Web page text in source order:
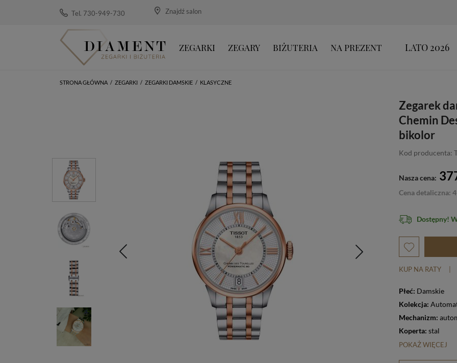
Tel. 730-949-730 Znajdź salon
ZEGARKI ZEGARY BIŻUTERIA NA PREZENT LATO 2026
STRONA GŁÓWNA / ZEGARKI / ZEGARKI DAMSKIE / KLASYCZNE
Zegarek
Chemin
bikolor
Kod producenta:
Nasza cena:
Cena detaliczna:
Dostępny!
KUP NA RATY
Płeć: Damskie
Kolekcja:
Mechanizm:
Koperta: stal
POKAŻ WIĘCEJ